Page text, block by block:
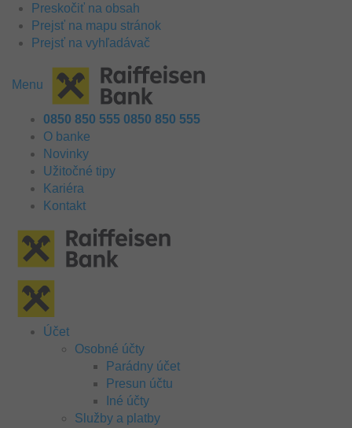
Preskočiť na obsah
Prejsť na mapu stránok
Prejsť na vyhľadávač
Menu
0850 850 555 0850 850 555
O banke
Novinky
Užitočné tipy
Kariéra
Kontakt
Účet
Osobné účty
Parádny účet
Presun účtu
Iné účty
Služby a platby